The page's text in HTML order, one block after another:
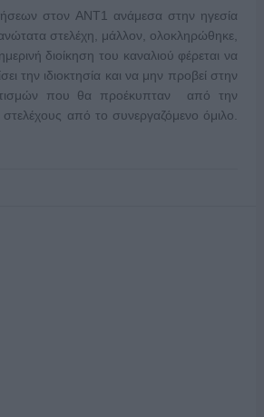
στον ΑΝΤ1 ανάμεσα στην ηγεσία
στελέχη, μάλλον, ολοκληρώθηκε,
διοίκηση του καναλιού φέρεται να
την ιδιοκτησία και να μην προβεί στην
που θα προέκυπταν από την
από το συνεργαζόμενο όμιλο.